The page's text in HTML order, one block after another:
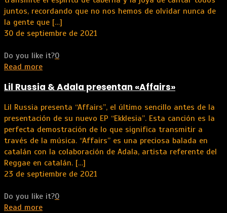
juntos, recordando que no nos hemos de olvidar nunca de
la gente que […]
30 de septiembre de 2021
Do you like it?0
Read more
Lil Russia & Adala presentan «Affairs»
Lil Russia presenta “Affairs”, el último sencillo antes de la
presentación de su nuevo EP “Ekklesia”. Esta canción es la
perfecta demostración de lo que significa transmitir a
través de la música. “Affairs” es una preciosa balada en
catalán con la colaboración de Adala, artista referente del
Reggae en catalán. […]
23 de septiembre de 2021
Do you like it?0
Read more